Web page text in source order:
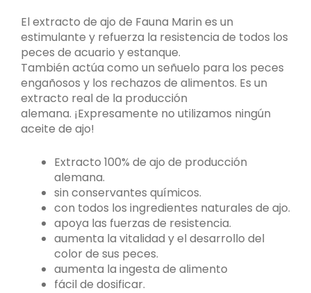
El extracto de ajo de Fauna Marin es un
estimulante y refuerza la resistencia de todos los
peces de acuario y estanque.
También actúa como un señuelo para los peces
engañosos y los rechazos de alimentos. Es un
extracto real de la producción
alemana. ¡Expresamente no utilizamos ningún
aceite de ajo!
Extracto 100% de ajo de producción
alemana.
sin conservantes químicos.
con todos los ingredientes naturales de ajo.
apoya las fuerzas de resistencia.
aumenta la vitalidad y el desarrollo del
color de sus peces.
aumenta la ingesta de alimento
fácil de dosificar.